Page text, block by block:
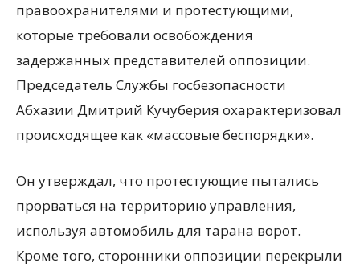
правоохранителями и протестующими,
которые требовали освобождения
задержанных представителей оппозиции.
Председатель Службы госбезопасности
Абхазии Дмитрий Кучуберия охарактеризовал
происходящее как «массовые беспорядки».
Он утверждал, что протестующие пытались
прорваться на территорию управления,
используя автомобиль для тарана ворот.
Кроме того, сторонники оппозиции перекрыли